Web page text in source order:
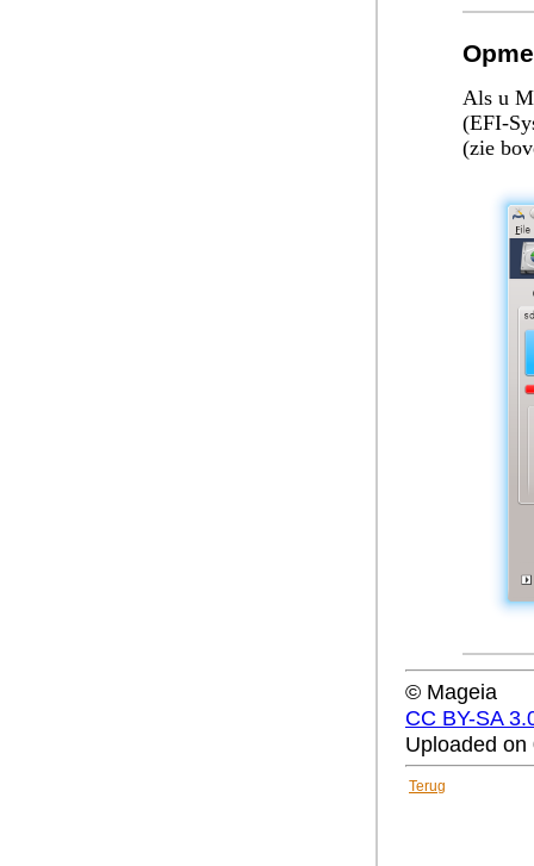
Als u
(EFI-
(zie
© Mageia
CC BY-SA
Uploaded
Terug